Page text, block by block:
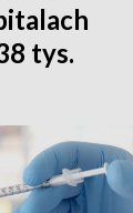
tys.